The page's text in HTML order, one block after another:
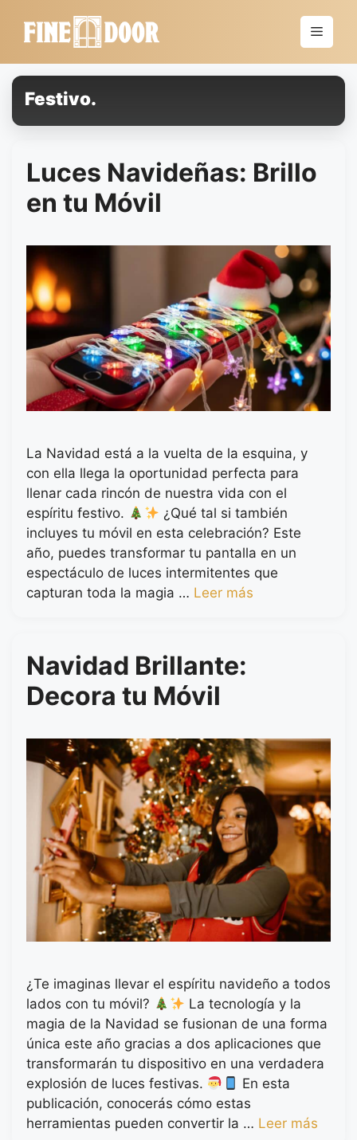
Menú
Festivo.
Luces Navideñas: Brillo
en tu Móvil
La Navidad está a la vuelta de la esquina, y
con ella llega la oportunidad perfecta para
llenar cada rincón de nuestra vida con el
espíritu festivo.
¿Qué tal si también
incluyes tu móvil en esta celebración? Este
año, puedes transformar tu pantalla en un
espectáculo de luces intermitentes que
capturan toda la magia … Leer más
Navidad Brillante:
Decora tu Móvil
¿Te imaginas llevar el espíritu navideño a todos
lados con tu móvil?
La tecnología y la
magia de la Navidad se fusionan de una forma
única este año gracias a dos aplicaciones que
transformarán tu dispositivo en una verdadera
explosión de luces festivas.
En esta
publicación, conocerás cómo estas
herramientas pueden convertir la … Leer más